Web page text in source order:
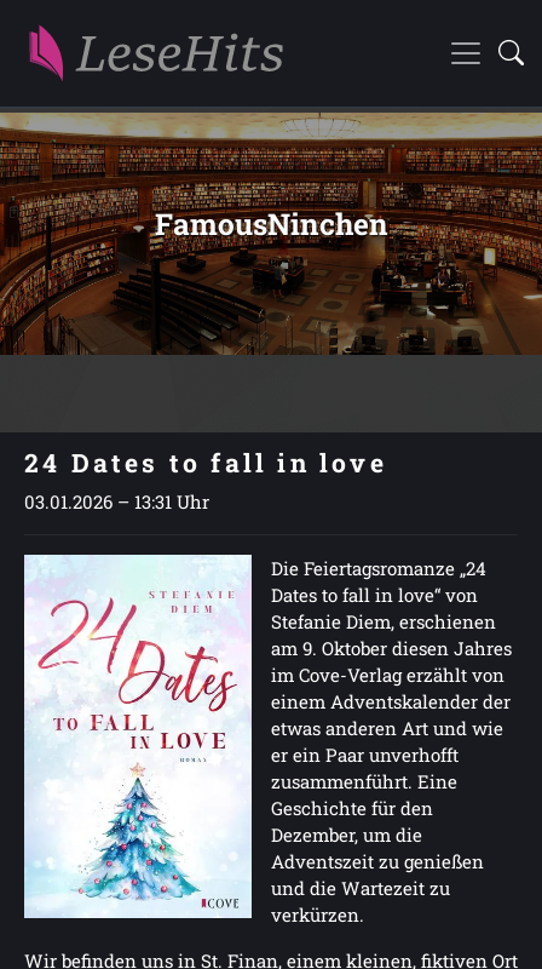
FamousNinchen
24 Dates to fall in love
03.01.2026 – 13:31 Uhr
Die Feiertagsromanze „24
Dates to fall in love“ von
Stefanie Diem, erschienen
am 9. Oktober diesen Jahres
im Cove-Verlag erzählt von
einem Adventskalender der
etwas anderen Art und wie
er ein Paar unverhofft
zusammenführt. Eine
Geschichte für den
Dezember, um die
Adventszeit zu genießen
und die Wartezeit zu
verkürzen.
Wir befinden uns in St. Finan, einem kleinen, fiktiven Ort